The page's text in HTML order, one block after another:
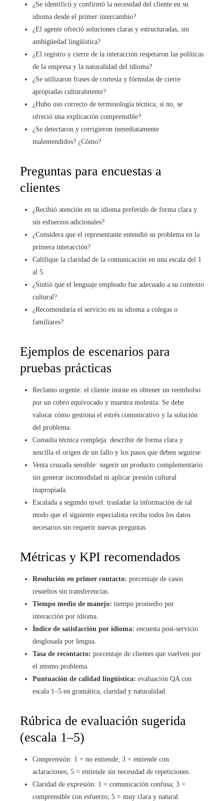
¿Se identificó y confirmó la necesidad del cliente en su
idioma desde el primer intercambio?
¿El agente ofreció soluciones claras y estructuradas, sin
ambigüedad lingüística?
¿El registro y cierre de la interacción respetaron las políticas
de la empresa y la naturalidad del idioma?
¿Se utilizaron frases de cortesía y fórmulas de cierre
apropiadas culturalmente?
¿Hubo uso correcto de terminología técnica; si no, se
ofreció una explicación comprensible?
¿Se detectaron y corrigieron inmediatamente
malentendidos? ¿Cómo?
Preguntas para encuestas a
clientes
¿Recibió atención en su idioma preferido de forma clara y
sin esfuerzos adicionales?
¿Considera que el representante entendió su problema en la
primera interacción?
Califique la claridad de la comunicación en una escala del 1
al 5.
¿Sintió que el lenguaje empleado fue adecuado a su contexto
cultural?
¿Recomendaría el servicio en su idioma a colegas o
familiares?
Ejemplos de escenarios para
pruebas prácticas
Reclamo urgente: el cliente insiste en obtener un reembolso
por un cobro equivocado y muestra molestia. Se debe
valorar cómo gestiona el estrés comunicativo y la solución
del problema.
Consulta técnica compleja: describir de forma clara y
sencilla el origen de un fallo y los pasos que deben seguirse.
Venta cruzada sensible: sugerir un producto complementario
sin generar incomodidad ni aplicar presión cultural
inapropiada.
Escalada a segundo nivel: trasladar la información de tal
modo que el siguiente especialista reciba todos los datos
necesarios sin requerir nuevas preguntas.
Métricas y KPI recomendados
Resolución en primer contacto: porcentaje de casos
resueltos sin transferencias.
Tiempo medio de manejo: tiempo promedio por
interacción por idioma.
Índice de satisfacción por idioma: encuesta post-servicio
desglosada por lengua.
Tasa de recontacto: porcentaje de clientes que vuelven por
el mismo problema.
Puntuación de calidad lingüística: evaluación QA con
escala 1–5 en gramática, claridad y naturalidad.
Rúbrica de evaluación sugerida
(escala 1–5)
Comprensión: 1 = no entiende; 3 = entiende con
aclaraciones; 5 = entiende sin necesidad de repeticiones.
Claridad de expresión: 1 = comunicación confusa; 3 =
comprensible con esfuerzo; 5 = muy clara y natural.